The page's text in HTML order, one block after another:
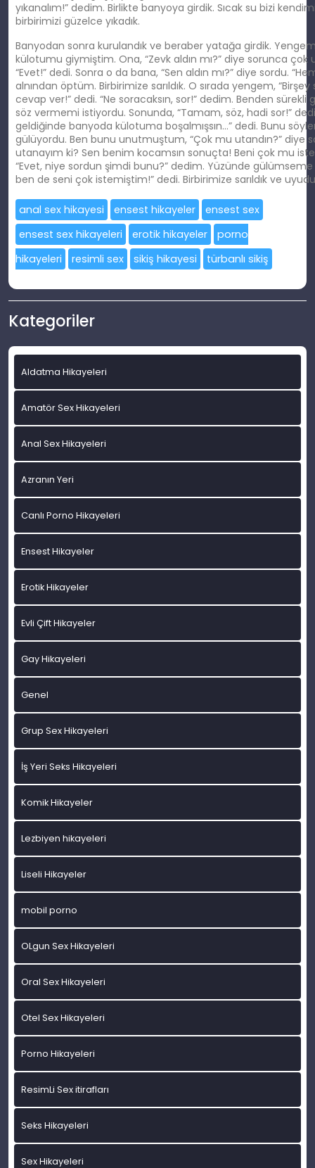
yıkanalım!” dedim. Birlikte banyoya girdik. Sıcak su bizi
birbirimizi güzelce yıkadık.
Banyodan sonra kurulandık ve beraber yatağa girdik.
külotumu giymiştim. Ona, “Zevk aldın mı?” diye sorunca çok
“Evet!” dedi. Sonra o da bana, “Sen aldın mı?” diye sordu.
alnından öptüm. Birbirimize sarıldık. O sırada yengem,
cevap ver!” dedi. “Ne soracaksın, sor!” dedim. Benden
söz vermemi istiyordu. Sonunda, “Tamam, söz, hadi sor!”
geldiğinde banyoda külotuma boşalmışsın…” dedi. Bunu
gülüyordu. Ben bunu unutmuştum, “Çok mu utandın?” diye
utanayım ki? Sen benim kocamsın sonuçta! Beni çok mu
“Evet, niye sordun şimdi bunu?” dedim. Yüzünde gülümseme
ben de seni çok istemiştim!” dedi. Birbirimize sarıldık ve
anal sex hikayesi ensest hikayeler
ensest sex
ensest sex hikayeleri
erotik hikayeler
porno
hikayeleri
resimli sex sikiş hikayesi türbanlı sikiş
Kategoriler
Aldatma Hikayeleri
Amatör Sex Hikayeleri
Anal Sex Hikayeleri
Azranın Yeri
Canlı Porno Hikayeleri
Ensest Hikayeler
Erotik Hikayeler
Evli Çift Hikayeler
Gay Hikayeleri
Genel
Grup Sex Hikayeleri
İş Yeri Seks Hikayeleri
Komik Hikayeler
Lezbiyen hikayeleri
Liseli Hikayeler
mobil porno
OLgun Sex Hikayeleri
Oral Sex Hikayeleri
Otel Sex Hikayeleri
Porno Hikayeleri
ResimLi Sex itirafları
Seks Hikayeleri
Sex Hikayeleri